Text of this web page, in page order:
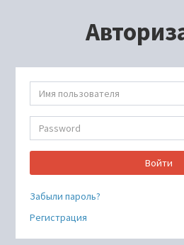
Войти
Забыли пароль?
Регистрация